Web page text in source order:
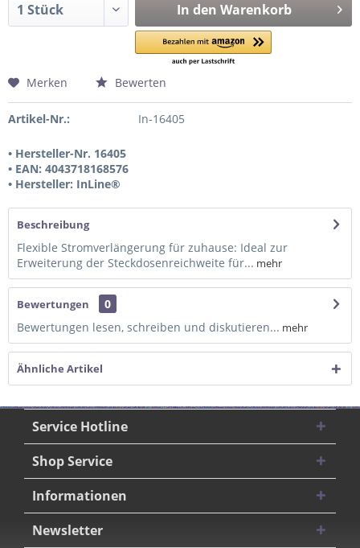
In den Warenkorb
Merken Bewerten
Artikel-Nr.: In-16405
• Hersteller-Nr. 16405
• EAN: 4043718168576
• Hersteller: InLine®
Beschreibung
Flexible Stromverlängerung für zuhause: Ideal zur
Erweiterung der Steckdosenreichweite für... mehr
Bewertungen
0
Bewertungen lesen, schreiben und diskutieren... mehr
Ähnliche Artikel
Service Hotline
Shop Service
Informationen
Newsletter